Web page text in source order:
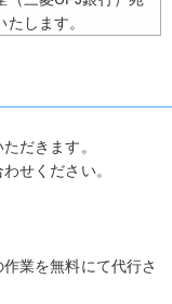
します。
だきます。
せください。
業を無料にて代行さ